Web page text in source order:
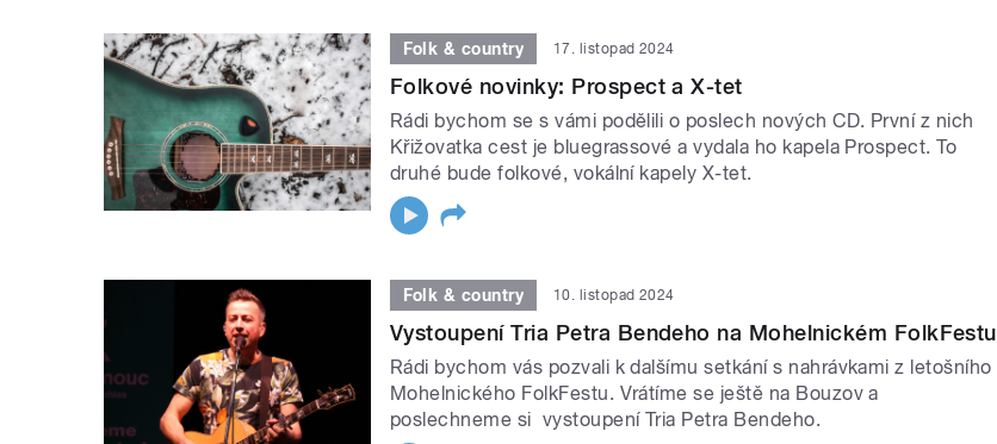
Folk & country 17. listopad 2024
Folkové novinky: Prospect a X-tet
Rádi bychom se s vámi podělili o poslech nových CD. První z nich
Křižovatka cest je bluegrassové a vydala ho kapela Prospect. To
druhé bude folkové, vokální kapely X-tet.
Folk & country 10. listopad 2024
Vystoupení Tria Petra Bendeho na Mohelnickém FolkFestu
Rádi bychom vás pozvali k dalšímu setkání s nahrávkami z letošního
Mohelnického FolkFestu. Vrátíme se ještě na Bouzov a
poslechneme si vystoupení Tria Petra Bendeho.